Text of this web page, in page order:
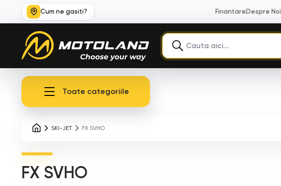
Cum ne gasiti? Finantare Despre Noi
Toate categoriile
SKI-JET FX SVHO
FX SVHO